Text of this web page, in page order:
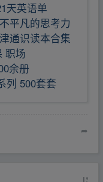
天英语单
平凡的思考力
通识读本合集
职场
余册
列 500套套
➦